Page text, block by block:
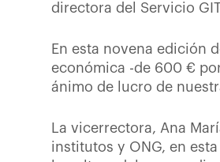
directora del Servicio
En esta novena edición
económica -de 600 €
ánimo de lucro de
La vicerrectora, Ana
institutos y ONG, en